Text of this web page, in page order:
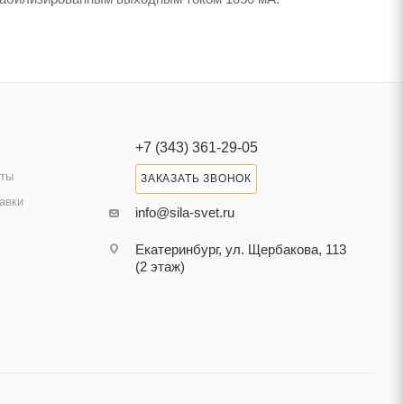
+7 (343) 361-29-05
ЗАКАЗАТЬ ЗВОНОК
info@sila-svet.ru
Екатеринбург, ул. Щербакова, 113
(2 этаж)